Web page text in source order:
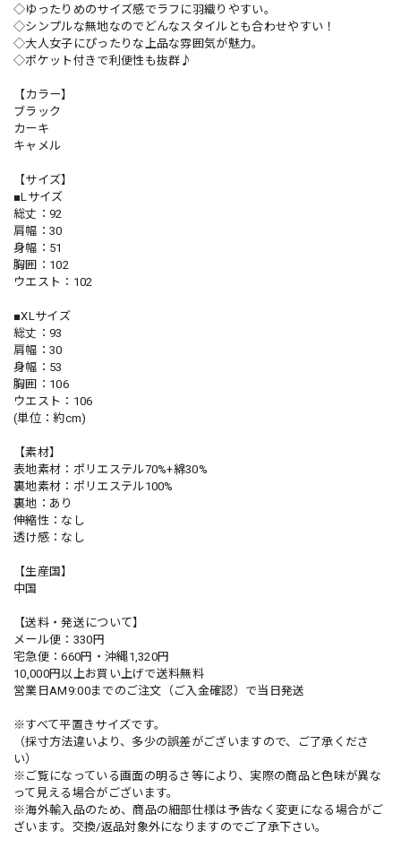
◇ゆったりめのサイズ感でラフに羽織りやすい。
◇シンプルな無地なのでどんなスタイルとも合わせやすい！
◇大人女子にぴったりな上品な雰囲気が魅力。
◇ポケット付きで利便性も抜群♪
【カラー】
ブラック
カーキ
キャメル
【サイズ】
■Lサイズ
総丈：92
肩幅：30
身幅：51
胸囲：102
ウエスト：102
■XLサイズ
総丈：93
肩幅：30
身幅：53
胸囲：106
ウエスト：106
(単位：約cm)
【素材】
表地素材：ポリエステル70%+綿30%
裏地素材：ポリエステル100%
裏地：あり
伸縮性：なし
透け感：なし
【生産国】
中国
【送料・発送について】
メール便：330円
宅急便：660円・沖縄1,320円
10,000円以上お買い上げで送料無料
営業日AM9:00までのご注文（ご入金確認）で当日発送
※すべて平置きサイズです。
（採寸方法違いより、多少の誤差がございますので、ご了承くださ
い）
※ご覧になっている画面の明るさ等により、実際の商品と色味が異な
って見える場合がございます。
※海外輸入品のため、商品の細部仕様は予告なく変更になる場合がご
ざいます。交換/返品対象外になりますのでご了承下さい。